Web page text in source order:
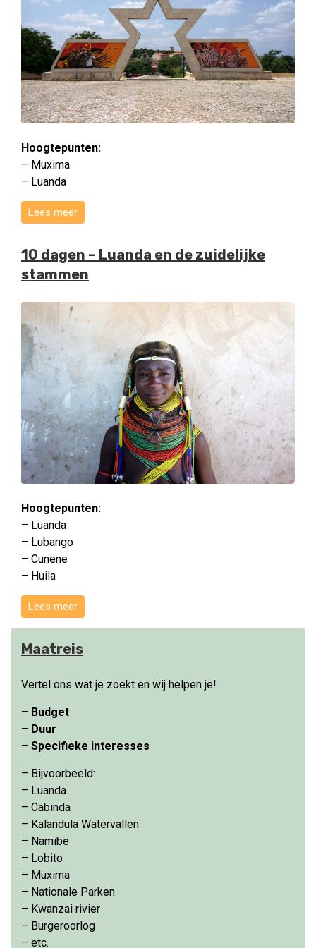
Hoogtepunten:
– Muxima
– Luanda
Lees meer
10 dagen – Luanda en de zuidelijke
stammen
Hoogtepunten:
– Luanda
– Lubango
– Cunene
– Huila
Lees meer
Maatreis
Vertel ons wat je zoekt en wij helpen je!
– Budget
– Duur
– Specifieke interesses
– Bijvoorbeeld:
– Luanda
– Cabinda
– Kalandula Watervallen
– Namibe
– Lobito
– Muxima
– Nationale Parken
– Kwanzai rivier
– Burgeroorlog
– etc.